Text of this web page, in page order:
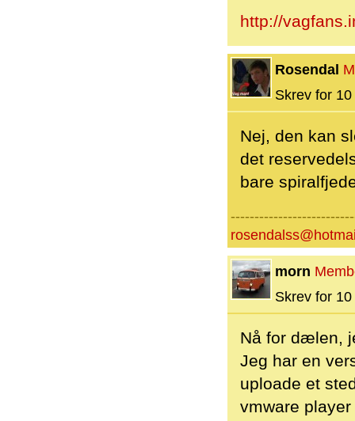
http://
Rosendal
Skrev for
Nej, den kan
det
bare
morn
Skrev for
Nå for dælen,
Jeg har en
uploade et
vmware